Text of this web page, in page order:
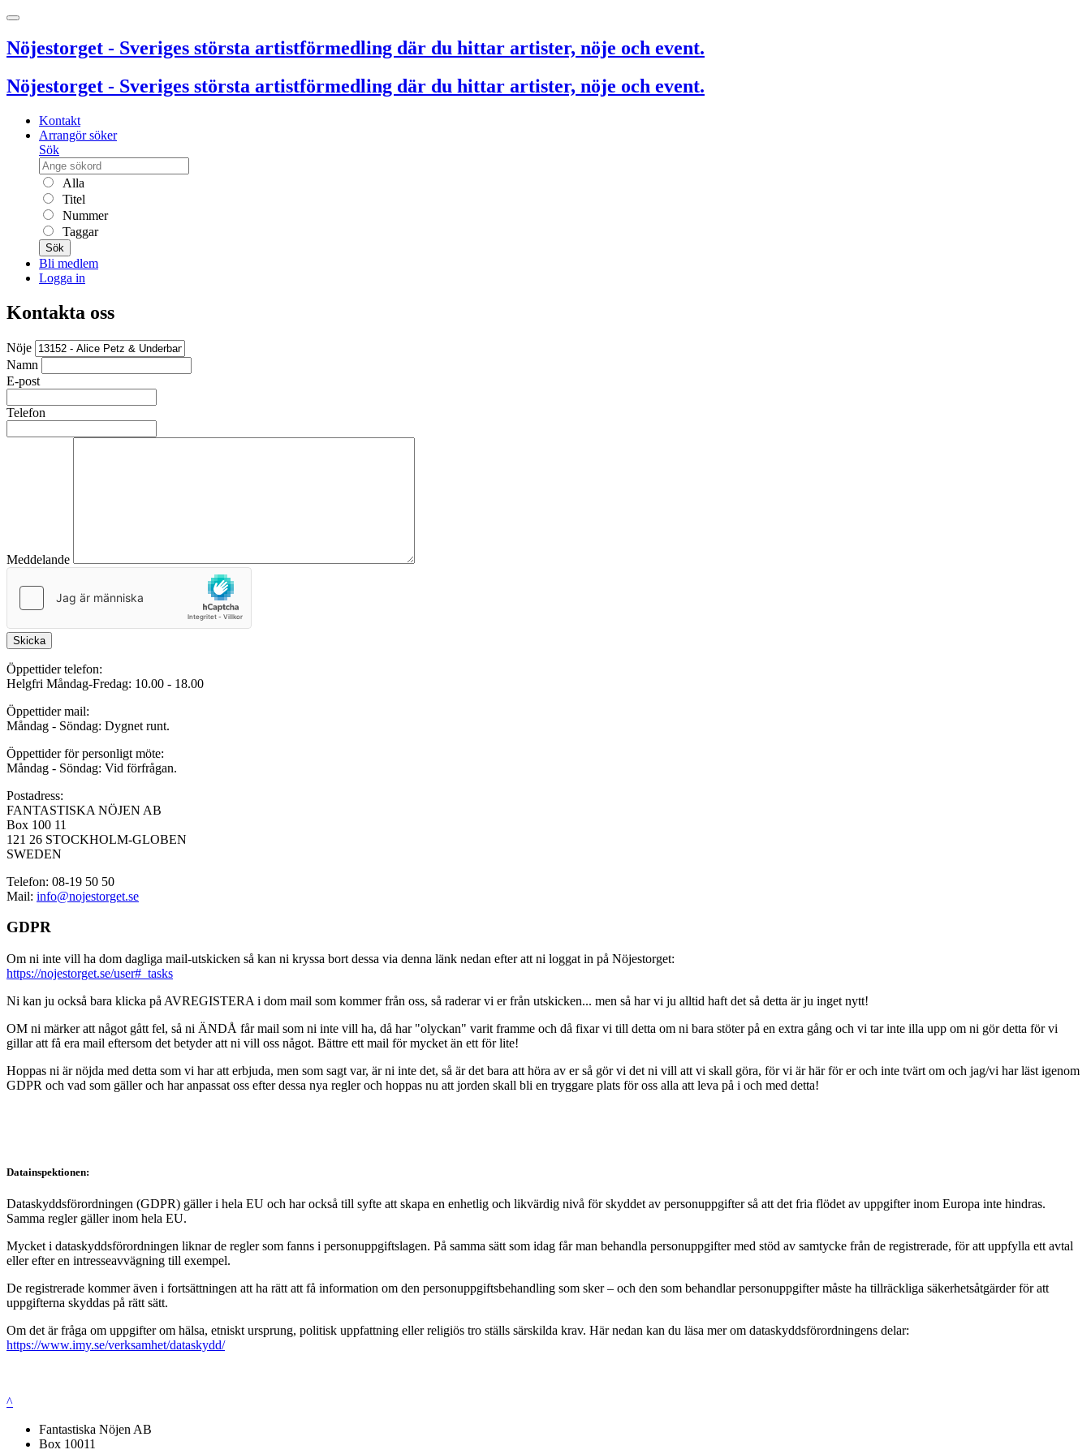
Nöjestorget - Sveriges största artistförmedling där du hittar artister, nöje och event.
Nöjestorget - Sveriges största artistförmedling där du hittar artister, nöje och event.
Kontakt
Arrangör söker
Sök
Alla
Titel
Nummer
Taggar
Sök
Bli medlem
Logga in
Kontakta oss
Nöje
Namn
E-post
Telefon
Meddelande
Skicka
Öppettider telefon:
Helgfri Måndag-Fredag: 10.00 - 18.00
Öppettider mail:
Måndag - Söndag: Dygnet runt.
Öppettider för personligt möte:
Måndag - Söndag: Vid förfrågan.
Postadress:
FANTASTISKA NÖJEN AB
Box 100 11
121 26 STOCKHOLM-GLOBEN
SWEDEN
Telefon: 08-19 50 50
Mail: info@nojestorget.se
GDPR
Om ni inte vill ha dom dagliga mail-utskicken så kan ni kryssa bort dessa via denna länk nedan efter att ni loggat in på Nöjestorget:
https://nojestorget.se/user#_tasks
Ni kan ju också bara klicka på AVREGISTERA i dom mail som kommer från oss, så raderar vi er från utskicken... men så har vi ju alltid haft det så detta är ju inget nytt!
OM ni märker att något gått fel, så ni ÄNDÅ får mail som ni inte vill ha, då har "olyckan" varit framme och då fixar vi till detta om ni bara stöter på en extra gång och vi tar inte illa upp om ni gör detta för vi
gillar att få era mail eftersom det betyder att ni vill oss något. Bättre ett mail för mycket än ett för lite!
Hoppas ni är nöjda med detta som vi har att erbjuda, men som sagt var, är ni inte det, så är det bara att höra av er så gör vi det ni vill att vi skall göra, för vi är här för er och inte tvärt om och jag/vi har läst igenom
GDPR och vad som gäller och har anpassat oss efter dessa nya regler och hoppas nu att jorden skall bli en tryggare plats för oss alla att leva på i och med detta!
Datainspektionen:
Dataskyddsförordningen (GDPR) gäller i hela EU och har också till syfte att skapa en enhetlig och likvärdig nivå för skyddet av personuppgifter så att det fria flödet av uppgifter inom Europa inte hindras.
Samma regler gäller inom hela EU.
Mycket i dataskyddsförordningen liknar de regler som fanns i personuppgiftslagen. På samma sätt som idag får man behandla personuppgifter med stöd av samtycke från de registrerade, för att uppfylla ett avtal
eller efter en intresseavvägning till exempel.
De registrerade kommer även i fortsättningen att ha rätt att få information om den personuppgiftsbehandling som sker – och den som behandlar personuppgifter måste ha tillräckliga säkerhetsåtgärder för att
uppgifterna skyddas på rätt sätt.
Om det är fråga om uppgifter om hälsa, etniskt ursprung, politisk uppfattning eller religiös tro ställs särskilda krav. Här nedan kan du läsa mer om dataskyddsförordningens delar:
https://www.imy.se/verksamhet/dataskydd/
^
Fantastiska Nöjen AB
Box 10011